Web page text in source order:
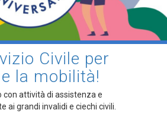
Civile per
la mobilità!
con attività di assistenza e
ai grandi invalidi e ciechi civili.